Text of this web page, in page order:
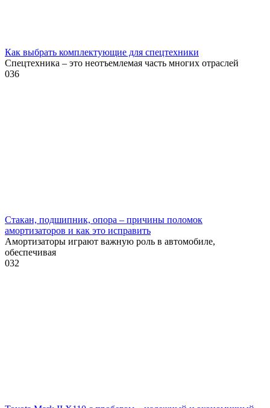
Как выбрать комплектующие для спецтехники
Спецтехника – это неотъемлемая часть многих отраслей
036
Стакан, подшипник, опора – причины поломок
амортизаторов и как это исправить
Амортизаторы играют важную роль в автомобиле,
обеспечивая
032